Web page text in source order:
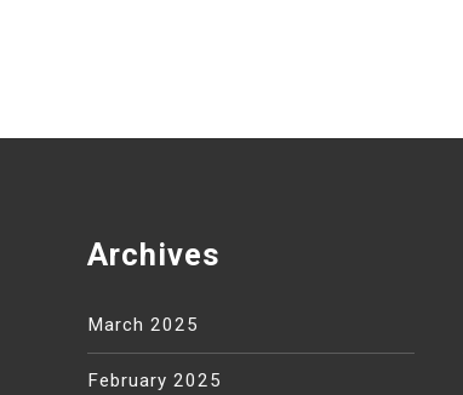
Archives
March 2025
February 2025